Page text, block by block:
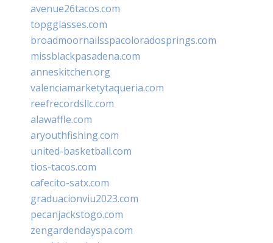
avenue26tacos.com
topgglasses.com
broadmoornailsspacoloradosprings.com
missblackpasadena.com
anneskitchen.org
valenciamarketytaqueria.com
reefrecordsllc.com
alawaffle.com
aryouthfishing.com
united-basketball.com
tios-tacos.com
cafecito-satx.com
graduacionviu2023.com
pecanjackstogo.com
zengardendayspa.com